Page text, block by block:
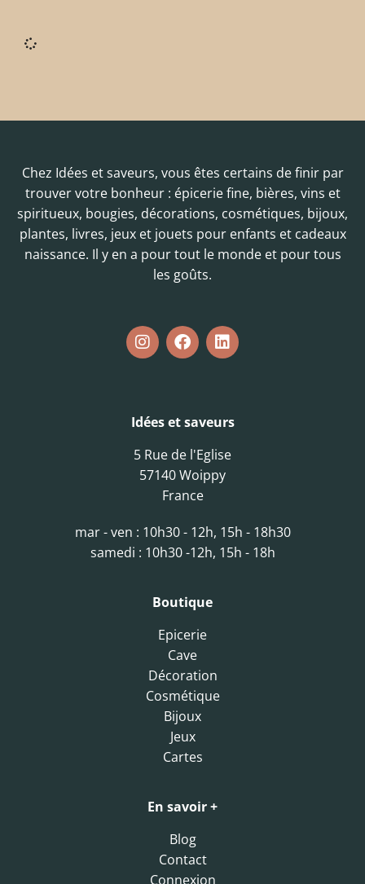
Chez Idées et saveurs, vous êtes certains de finir par
trouver votre bonheur : épicerie fine, bières, vins et
spiritueux, bougies, décorations, cosmétiques, bijoux,
plantes, livres, jeux et jouets pour enfants et cadeaux
naissance. Il y en a pour tout le monde et pour tous
les goûts.
Idées et saveurs
5 Rue de l'Eglise
57140 Woippy
France
mar - ven : 10h30 - 12h, 15h - 18h30
samedi : 10h30 -12h, 15h - 18h
Boutique
Epicerie
Cave
Décoration
Cosmétique
Bijoux
Jeux
Cartes
En savoir +
Blog
Contact
Connexion